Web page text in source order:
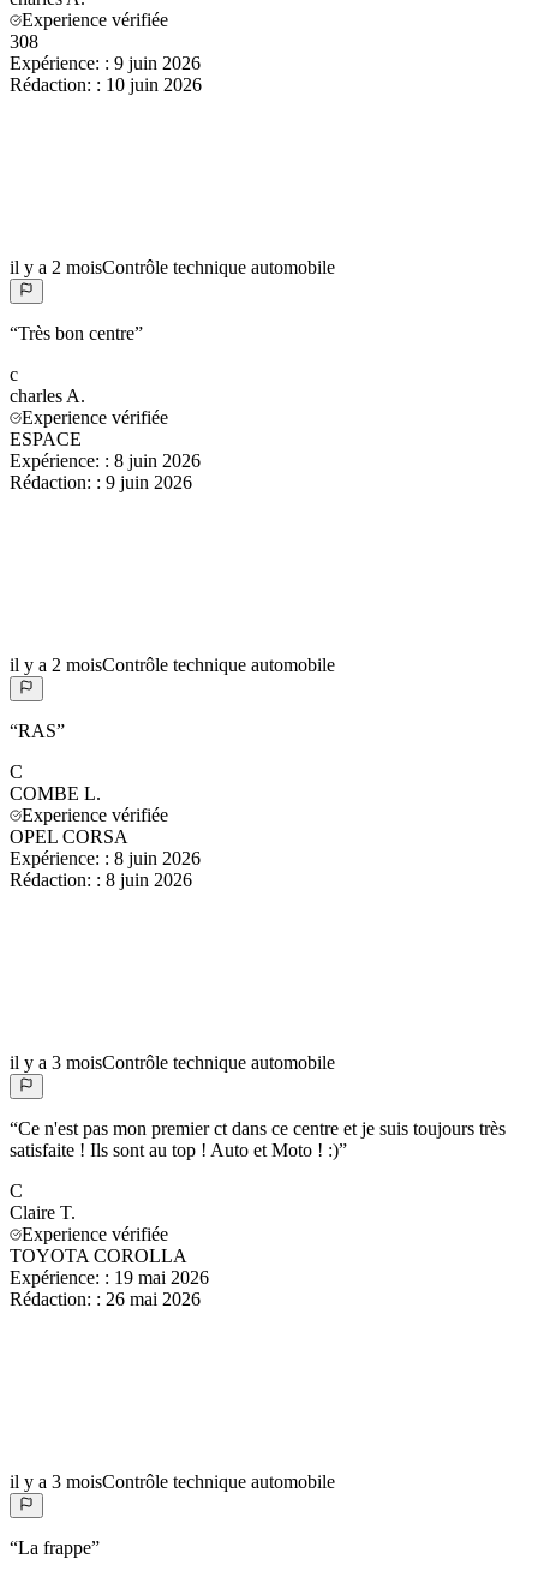
Experience vérifiée
308
Expérience: : 9 juin 2026
Rédaction: : 10 juin 2026
il y a 2 moisContrôle technique automobile
“Très bon centre”
c
charles A.
Experience vérifiée
ESPACE
Expérience: : 8 juin 2026
Rédaction: : 9 juin 2026
il y a 2 moisContrôle technique automobile
“RAS”
C
COMBE L.
Experience vérifiée
OPEL CORSA
Expérience: : 8 juin 2026
Rédaction: : 8 juin 2026
il y a 3 moisContrôle technique automobile
“Ce n'est pas mon premier ct dans ce centre et je suis toujours très
satisfaite ! Ils sont au top ! Auto et Moto ! :)”
C
Claire T.
Experience vérifiée
TOYOTA COROLLA
Expérience: : 19 mai 2026
Rédaction: : 26 mai 2026
il y a 3 moisContrôle technique automobile
“La frappe”